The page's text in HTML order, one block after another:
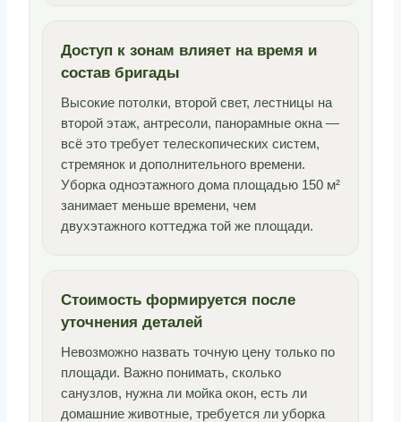
Доступ к зонам влияет на время и
состав бригады
Высокие потолки, второй свет, лестницы на
второй этаж, антресоли, панорамные окна —
всё это требует телескопических систем,
стремянок и дополнительного времени.
Уборка одноэтажного дома площадью 150 м²
занимает меньше времени, чем
двухэтажного коттеджа той же площади.
Стоимость формируется после
уточнения деталей
Невозможно назвать точную цену только по
площади. Важно понимать, сколько
санузлов, нужна ли мойка окон, есть ли
домашние животные, требуется ли уборка